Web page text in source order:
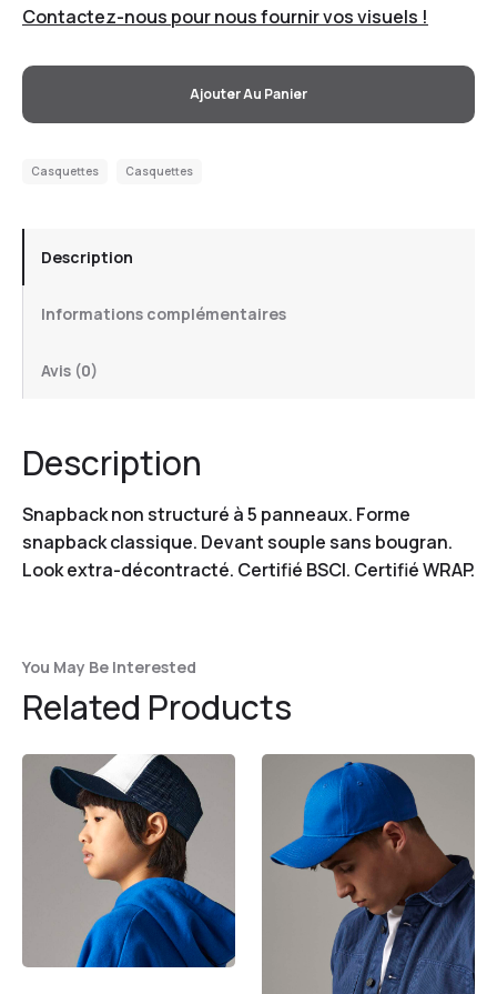
Contactez-nous pour nous fournir vos visuels !
Ajouter Au Panier
Casquettes Casquettes
Description
Informations complémentaires
Avis (0)
Description
Snapback non structuré à 5 panneaux. Forme
snapback classique. Devant souple sans bougran.
Look extra-décontracté. Certifié BSCI. Certifié WRAP.
You May Be Interested
Related Products